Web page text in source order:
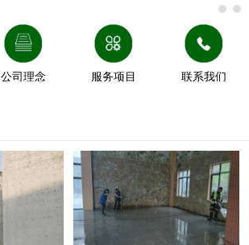
公司理念 服务项目 联系我们